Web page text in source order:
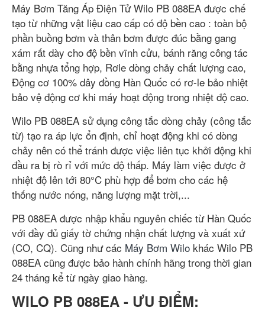
Máy Bơm Tăng Áp Điện Tử Wilo PB 088EA được chế
tạo từ những vật liệu cao cấp có độ bền cao : toàn bộ
phần buồng bơm và thân bơm được đúc bằng gang
xám rất dày cho độ bền vĩnh cửu, bánh răng công tác
bằng nhựa tổng hợp, Rơle dòng chảy chất lượng cao,
Động cơ 100% dây đồng Hàn Quốc có rơ-le bảo nhiệt
bảo vệ động cơ khi máy hoạt động trong nhiệt độ cao.
Wilo PB 088EA sử dụng công tắc dòng chảy (công tắc
từ) tạo ra áp lực ổn định, chỉ hoạt động khi có dòng
chảy nên có thể tránh được việc liên tục khởi động khi
đầu ra bị rò rỉ với mức độ thấp. Máy làm việc được ở
nhiệt độ lên tới 80°C phù hợp để bơm cho các hệ
thống nước nóng, năng lượng mặt trời,...
PB 088EA được nhập khẩu nguyên chiếc từ Hàn Quốc
với đầy đủ giấy tờ chứng nhận chất lượng và xuất xứ
(CO, CQ). Cũng như các Máy Bơm Wilo khác Wilo PB
088EA cũng được bảo hành chính hãng trong thời gian
24 tháng kể từ ngày giao hàng.
WILO PB 088EA - ƯU ĐIỂM: